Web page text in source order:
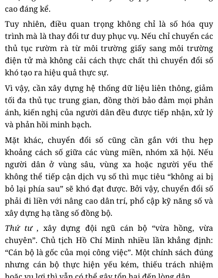
cao đáng kể.
Tuy nhiên, điều quan trọng không chỉ là số hóa quy
trình mà là thay đổi tư duy phục vụ. Nếu chỉ chuyển các
thủ tục rườm rà từ môi trường giấy sang môi trường
điện tử mà không cải cách thực chất thì chuyển đổi số
khó tạo ra hiệu quả thực sự.
Vì vậy, cần xây dựng hệ thống dữ liệu liên thông, giảm
tối đa thủ tục trung gian, đồng thời bảo đảm mọi phản
ánh, kiến nghị của người dân đều được tiếp nhận, xử lý
và phản hồi minh bạch.
Mặt khác, chuyển đổi số cũng cần gắn với thu hẹp
khoảng cách số giữa các vùng miền, nhóm xã hội. Nếu
người dân ở vùng sâu, vùng xa hoặc người yếu thế
không thể tiếp cận dịch vụ số thì mục tiêu “không ai bị
bỏ lại phía sau” sẽ khó đạt được. Bởi vậy, chuyển đổi số
phải đi liền với nâng cao dân trí, phổ cập kỹ năng số và
xây dựng hạ tầng số đồng bộ.
Thứ tư , xây dựng đội ngũ cán bộ “vừa hồng, vừa
chuyên”. Chủ tịch Hồ Chí Minh nhiều lần khẳng định:
“Cán bộ là gốc của mọi công việc”. Một chính sách đúng
nhưng cán bộ thực hiện yếu kém, thiếu trách nhiệm